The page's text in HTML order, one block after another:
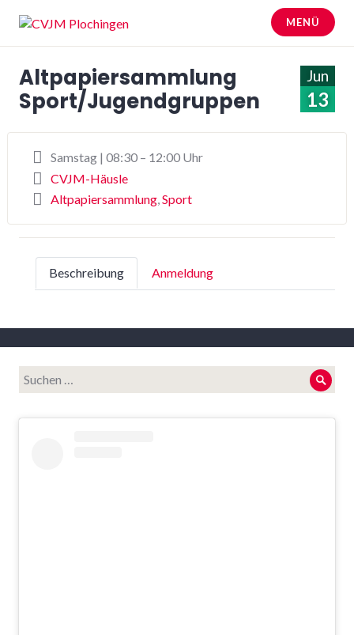
Inhalt
springen
CVJM Plochingen
MENÜ
Altpapiersammlung
Sport/Jugendgruppen
Jun
13
Samstag | 08:30 – 12:00 Uhr
CVJM-Häusle
Altpapiersammlung,Sport
Beschreibung Anmeldung
Suche
nach: